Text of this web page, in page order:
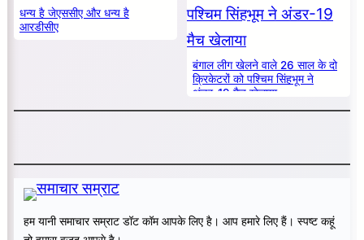
धन्य है जेएससीए और धन्य है
आरडीसीए
बंगाल लीग खेलने वाले 26 साल के दो
क्रिकेटरों को पश्चिम सिंहभूम ने
अंडर-19 मैच खेलाया
हम यानी समाचार सम्राट डॉट कॉम आपके लिए है। आप हमारे लिए हैं। स्पष्ट कहूं